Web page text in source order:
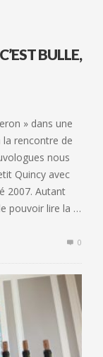
BULLE,
» dans une
rencontre de
nous
Quincy avec
2007. Autant
pouvoir lire la …
0